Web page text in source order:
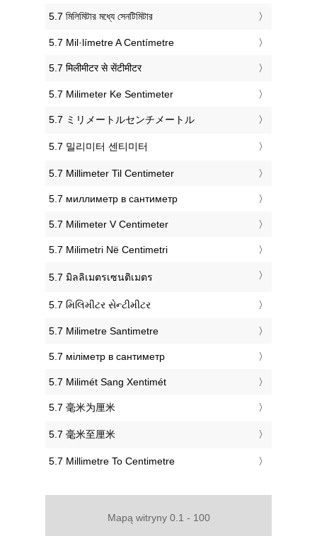
‎5.7 মিলিমিটার মধ্যে সেনটিমিটার
‎5.7 Mil·límetre A Centímetre
‎5.7 मिलीमीटर से सेंटीमीटर
‎5.7 Milimeter Ke Sentimeter
‎5.7 ミリメートルセンチメートル
‎5.7 밀리미터 센티미터
‎5.7 Millimeter Til Centimeter
‎5.7 миллиметр в сантиметр
‎5.7 Milimeter V Centimeter
‎5.7 Milimetri Në Centimetri
‎5.7 มิลลิเมตรเซนติเมตร
‎5.7 મિલિમીટર સેન્ટીમીટર
‎5.7 Milimetre Santimetre
‎5.7 міліметр в сантиметр
‎5.7 Milimét Sang Xentimét
‎5.7 毫米为厘米
‎5.7 毫米至厘米
‎5.7 Millimetre To Centimetre
Mapą witryny 0.1 - 100